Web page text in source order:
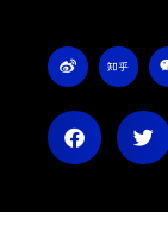
W
e
i
Z
h
i
u i